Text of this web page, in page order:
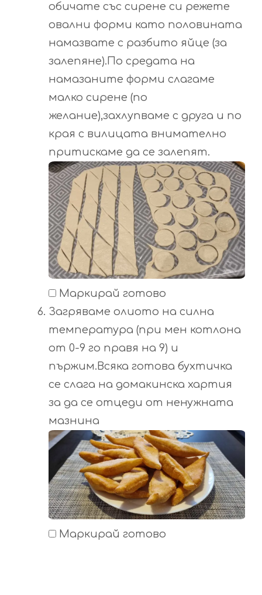
обичате със сирене си режете
овални форми като половината
намазвате с разбито яйце (за
залепяне).По средата на
намазаните форми слагаме
малко сирене (по
желание),захлупваме с друга и по
края с вилицата внимателно
притискаме да се залепят.
Маркирай готово
Загряваме олиото на силна
температура (при мен котлона
от 0-9 го правя на 9) и
пържим.Всяка готова бухтичка
се слага на домакинска хартия
за да се отцеди от ненужната
мазнина
Маркирай готово